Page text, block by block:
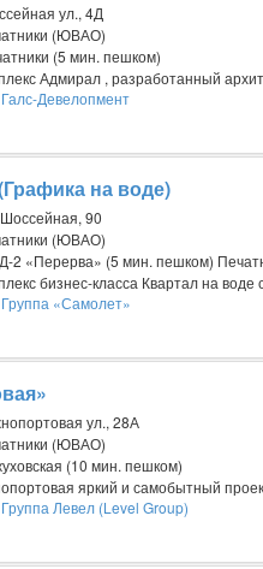
ул., 4Д
(ЮВАО)
(5 мин. пешком)
Адмирал , разработанный
Галс-Девелопмент
на воде)
90
(ЮВАО)
2 «Перерва» (5 мин. пешком)
бизнес-класса Квартал на
Группа «Самолет»
ул., 28А
(ЮВАО)
(10 мин. пешком)
яркий и самобытный
Группа Левел (Level Group)